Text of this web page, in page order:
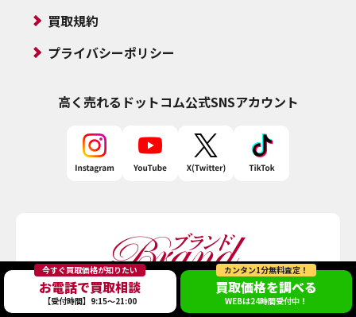
今すぐ買取価格が知りたい
お電話で買取相談
【受付時間】9:15～21:00
カンタン1分無料査定！
買取価格を調べる
WEBは24時間受付中！
買取規約
プライバシーポリシー
高く売れるドットコム公式SNSアカウント